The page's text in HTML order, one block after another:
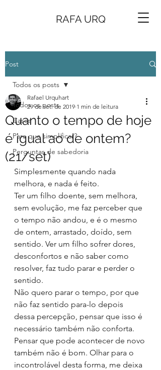
RAFA URQ
Post
Todos os posts
Cases
Para que simplificar?
Perguntas de sabedoria
Todos os posts
Quanto o tempo de hoje
é igual ao de ontem?
(21/set)
Rafael Urquhart
29 de set. de 2019 1 min de leitura
Simplesmente quando nada
melhora, e nada é feito.
Ter um filho doente, sem melhora,
sem evolução, me faz perceber que
o tempo não andou, e é o mesmo
de ontem, arrastado, doído, sem
sentido. Ver um filho sofrer dores,
desconfortos e não saber como
resolver, faz tudo parar e perder o
sentido.
Não quero parar o tempo, por que
não faz sentido para-lo depois
dessa percepção, pensar que isso é
necessário também não conforta.
Pensar que pode acontecer de novo
também não é bom. Olhar para o
incontrolável desta forma, me deixa